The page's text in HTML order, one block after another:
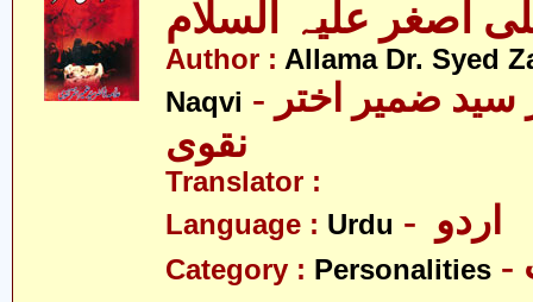
Author : Allama Dr. Syed
Naqvi - علامہ ڈاکٹر سید ضمیر اختر
نقوی
Translator :
Language : Urdu
Category : Personalities